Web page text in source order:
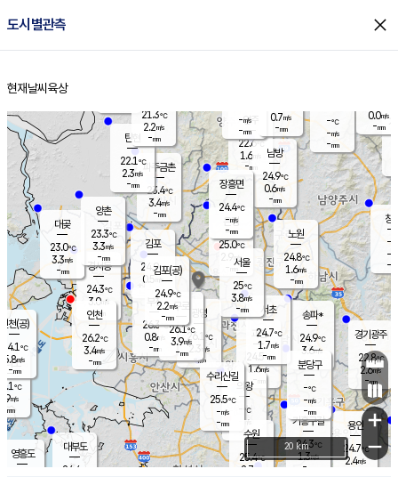
도시별관측 close
홈
현재날씨 육상
의도
℃
m/s
mm
영흥도
양주
22.6℃
1.6
-mm
과천
24.5℃
1.6m/s
- mm
용인
24.7℃
2.4m/s
경기광주
22.8℃
2.6m/s
-mm
대부도
24.4
경서동
24.3℃
3.0m/s
-mm
파주금촌
23.4℃
3.4m/s
-mm
-℃
-m/s
-mm
대곶
23.0℃
3.3m/s
-mm
창
-
-m/
-
탄현
22.1℃
2.3m/s
-mm
0.0m/s
-mm
의왕
- ℃
m/s
mm
김포
24.9℃
0.5 m/s
mm
광명
26.1
℃
2.3 m/s
-mm
부천
26.3℃
0.8m/s
-mm
양촌
23.3℃
3.3m/s
-mm
구로
26.1℃
3.9m/s
-mm
은평
25.0℃
2.9 m/s
- mm
노원
24.8℃
1.6m/s
-mm
송파*
24.9℃
3.6m/s
-mm
서초
24.7℃
1.7m/s
-mm
남방
24.9℃
0.6m/s
-mm
기흥구갈
24.3℃
1.3m/s
-
수리산길
25.5℃
-m/s
-mm
분당구
-℃
-m/s
-mm
장흥면
24.4℃
-m/s
-mm
-m/s
-mm
인천(공)
24.1℃
5.8m/s
-mm
김포(공)
24.9℃
2.2m/s
-mm
수원
25.4℃
2.7 m/s
인천
26.2℃
3.4m/s
-mm
서울
25℃
3.8m/s
-mm
21.3℃
2.2m/s
-mm
0.7m/s
-mm
+
−
20 km